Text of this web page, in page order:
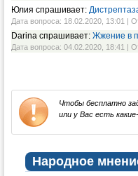
Юлия спрашивает:
Дата вопроса: 18.02.2020, 13:01 |
Darina спрашивает: Жжение в
Дата вопроса: 04.02.2020, 18:41 |
Чтобы бесплатно
или у Вас есть
Народное